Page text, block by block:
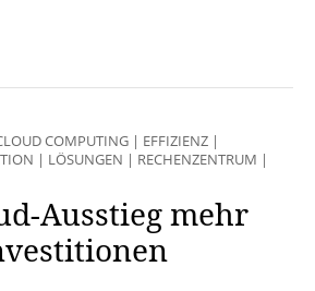
COMPUTING | EFFIZIENZ |
| LÖSUNGEN | RECHENZENTRUM |
Ausstieg mehr